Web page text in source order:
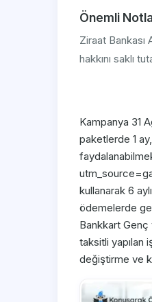
Önemli
Ziraat Bankası
hakkını saklı
Kampanya 31
paketlerde 1
kullanarak 6
ödemelerde
Bankkart
taksitli yapılan
değiştirme ve